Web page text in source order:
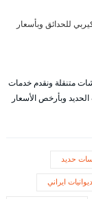
للحدائق وبأسعار
متنقلة ونقدم خدمات
وبأرخص الأسعار
حديد
ايراني